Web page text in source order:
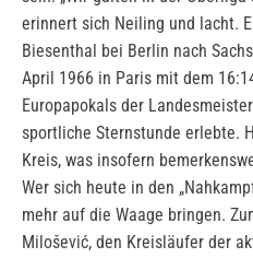
erinnert sich Neiling und lacht.
Biesenthal bei Berlin nach
April 1966 in Paris mit dem
Europapokals der
sportliche Sternstunde erlebte.
Kreis, was insofern
Wer sich heute in den
mehr auf die Waage bringen.
Milošević, den Kreisläufer der